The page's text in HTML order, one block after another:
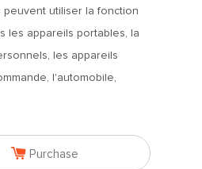
utiliser la fonction
les appareils portables, la
les appareils
l'automobile,
 Purchase